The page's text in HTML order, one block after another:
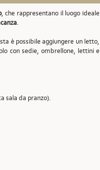
, che rappresentano il luogo ideale
.
è possibile aggiungere un letto,
con sedie, ombrellone, lettini e
sala da pranzo).